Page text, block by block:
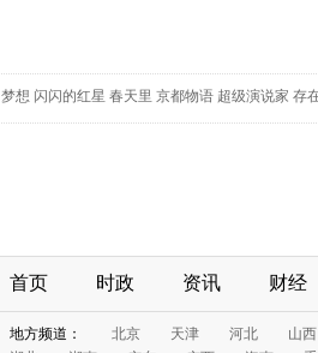
梦想 闪闪的红星 春天里 京都物语 超级演说家 存
首页 时政 资讯 财经
地方频道： 北京 天津 河北
山西